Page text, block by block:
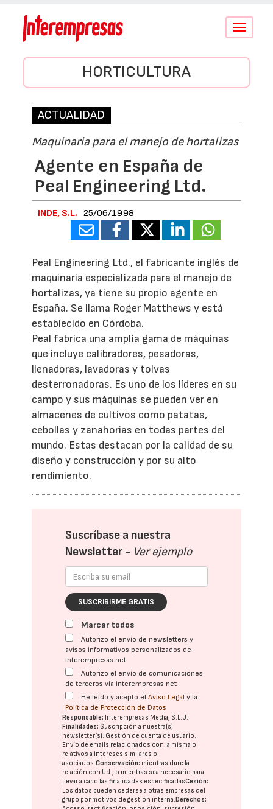
Conmutar
HORTICULTURA
ACTUALIDAD
Maquinaria para el manejo de hortalizas
Agente en España de
Peal Engineering Ltd.
INDE, S.L. 25/06/1998
Peal Engineering Ltd., el fabricante inglés de
maquinaria especializada para el manejo de
hortalizas, ya tiene su propio agente en
España. Se llama Roger Matthews y está
establecido en Córdoba.
Peal fabrica una amplia gama de máquinas
que incluye calibradores, pesadoras,
llenadoras, lavadoras y tolvas
desterronadoras. Es uno de los líderes en su
campo y sus máquinas se pueden ver en
almacenes de cultivos como patatas,
cebollas y zanahorias en todas partes del
mundo. Estas destacan por la calidad de su
diseño y construcción y por su alto
rendimiento.
Suscríbase a nuestra
Newsletter - Ver ejemplo
SUSCRIBIRME GRATIS
Marcar todos
Autorizo el envío de newsletters y
avisos informativos personalizados de
interempresas.net
Autorizo el envío de comunicaciones
de terceros vía interempresas.net
He leído y acepto elAviso Legal y la
Política de Protección de Datos
Responsable: Interempresas Media, S.L.U.
Finalidades: Suscripción a nuestra(s)
newsletter(s). Gestión de cuenta de usuario.
Envío de emails relacionados con la misma o
relativos a intereses similares o
asociados.Conservación: mientras dure la
relación con Ud., o mientras sea necesario para
llevar a cabo las finalidades especificadasCesión:
Los datos pueden cederse a otras empresas del
grupo por motivos de gestión interna. Derechos: